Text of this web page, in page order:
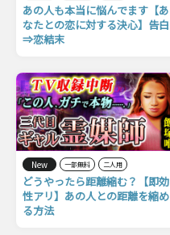
あの人も本当に悩んでます【あ
なたとの恋に対する決心】告白
⇒恋結末
New 一部無料 二人用
どうやったら距離縮む？【即効
性アリ】あの人との距離を縮め
る方法